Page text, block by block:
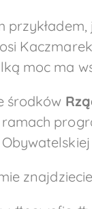
moc ma
środków